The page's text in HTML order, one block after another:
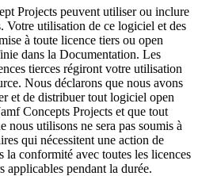
Projects peuvent utiliser ou inclure
Votre utilisation de ce logiciel et des
à toute licence tiers ou open
dans la Documentation. Les
tierces régiront votre utilisation
Nous déclarons que nous avons
et de distribuer tout logiciel open
Concepts Projects et que tout
nous utilisons ne sera pas soumis à
qui nécessitent une action de
conformité avec toutes les licences
applicables pendant la durée.